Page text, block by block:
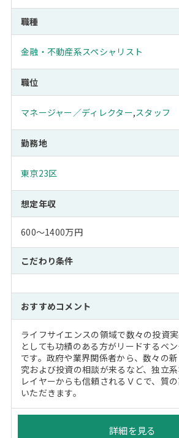
職種
金融・不動産系スペシャリスト
職位
マネージャー／ディレクター,スタッフ
勤務地
東京23区
想定年収
600～1400万円
こだわり条件
おすすめコメント
ライフサイエンスの領域で数々の投資
としても功績のある方がリードするベ
です。政府や業界関係者から、数々の
究および投資の相談が来るなど、独立
レイヤーからも信頼されるＶＣで、質
いただきます。
詳細を見る